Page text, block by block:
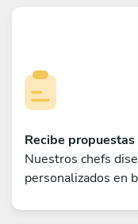
Recibe
Nuestros chefs
personalizados en